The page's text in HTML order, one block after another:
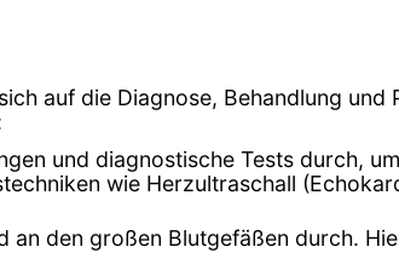
auf die Diagnose, Behandlung und
und diagnostische Tests durch,
wie Herzultraschall
den großen Blutgefäßen durch.